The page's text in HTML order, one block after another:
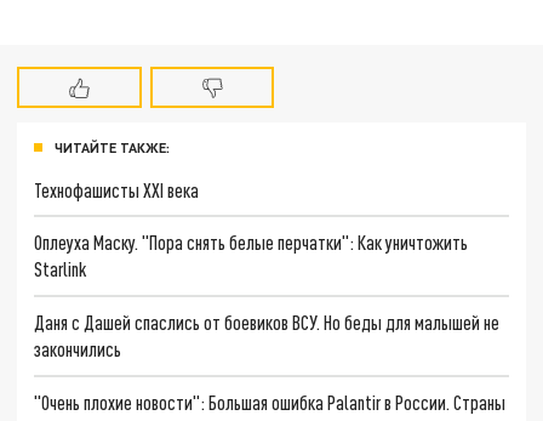
ЧИТАЙТЕ ТАКЖЕ:
Технофашисты XXI века
Оплеуха Маску. "Пора снять белые перчатки": Как уничтожить
Starlink
Даня с Дашей спаслись от боевиков ВСУ. Но беды для малышей не
закончились
"Очень плохие новости": Большая ошибка Palantir в России. Страны